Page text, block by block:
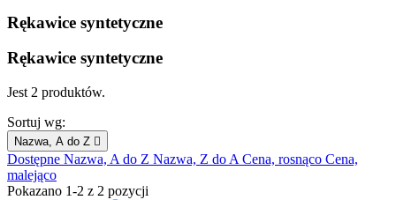
Rękawice syntetyczne
Rękawice syntetyczne
Jest 2 produktów.
Sortuj wg:
Nazwa, A do Z 
Dostępne Nazwa, A do Z Nazwa, Z do A Cena, rosnąco Cena,
malejąco
Pokazano 1-2 z 2 pozycji